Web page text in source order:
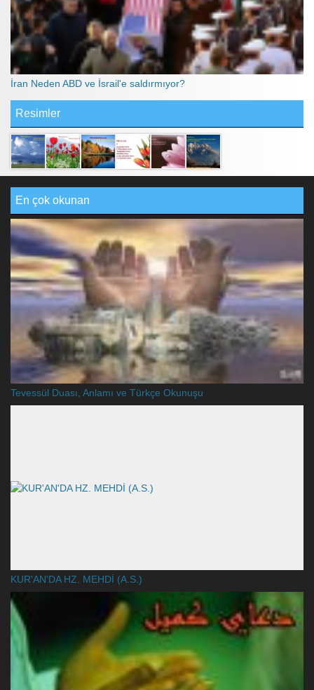
İran Neden ABD ve İsrail'e saldırmıyor?
Resimler
En çok okunan
Tevessül Duası, Anlamı ve Türkçe Okunuşu
KUR'AN'DA HZ. MEHDİ (A.S.)